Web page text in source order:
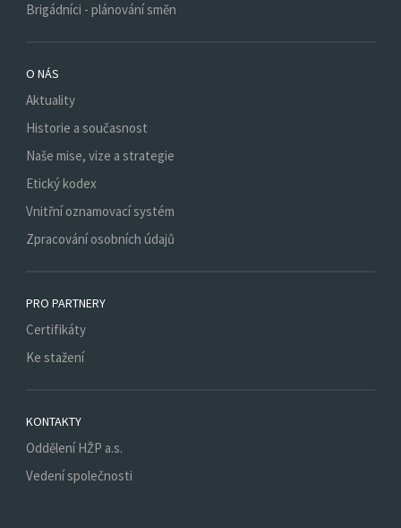
Brigádníci - plánování směn
O NÁS
Aktuality
Historie a současnost
Naše mise, vize a strategie
Etický kodex
Vnitřní oznamovací systém
Zpracování osobních údajů
PRO PARTNERY
Certifikáty
Ke stažení
KONTAKTY
Oddělení HŽP a.s.
Vedení společnosti